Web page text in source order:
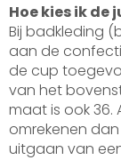
Hoe kies ik de
Bij badkleding
aan de
de cup
van het
maat is ook 36.
omrekenen dan
uitgaan van